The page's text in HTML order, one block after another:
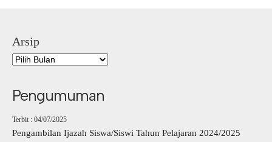
Arsip
Pengumuman
Terbit : 04/07/2025
Pengambilan Ijazah Siswa/Siswi Tahun Pelajaran 2024/2025